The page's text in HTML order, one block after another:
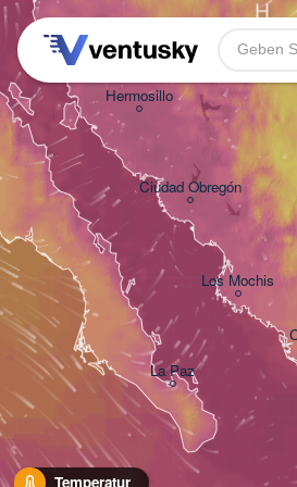
Temperatur
Hermosillo
La Paz
Ciudad Obregón
Los Mochis
H